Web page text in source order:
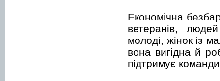
Економічна
ветеранів,
молоді, жінок із
вона вигідна й
підтримує